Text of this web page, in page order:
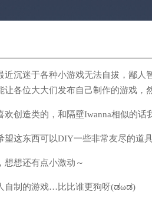
近沉迷于各种小游戏无法自拔，鄙
让各位大大们发布自己制作的游戏，
欢创造类的，和隔壁Iwanna相似的话
望这东西可以DIY一些非常友尽的道
想想还有点小激动～
自制的游戏…比比谁更狗呀(ಡωಡ)